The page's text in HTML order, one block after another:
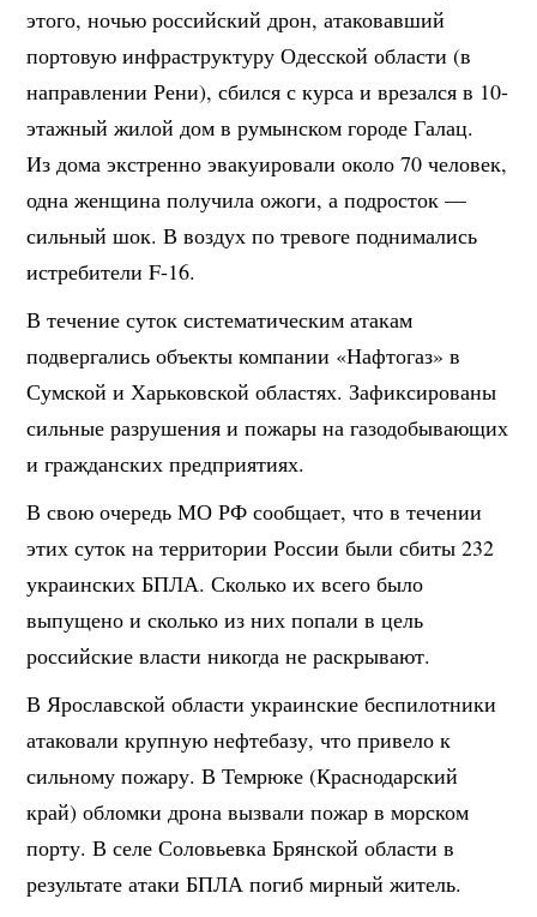
этого, ночью российский дрон, атаковавший
портовую инфраструктуру Одесской области (в
направлении Рени), сбился с курса и врезался в 10-
этажный жилой дом в румынском городе Галац.
Из дома экстренно эвакуировали около 70 человек,
одна женщина получила ожоги, а подросток —
сильный шок. В воздух по тревоге поднимались
истребители F-16.
В течение суток систематическим атакам
подвергались объекты компании «Нафтогаз» в
Сумской и Харьковской областях. Зафиксированы
сильные разрушения и пожары на газодобывающих
и гражданских предприятиях.
В свою очередь МО РФ сообщает, что в течении
этих суток на территории России были сбиты 232
украинских БПЛА. Сколько их всего было
выпущено и сколько из них попали в цель
российские власти никогда не раскрывают.
В Ярославской области украинские беспилотники
атаковали крупную нефтебазу, что привело к
сильному пожару. В Темрюке (Краснодарский
край) обломки дрона вызвали пожар в морском
порту. В селе Соловьевка Брянской области в
результате атаки БПЛА погиб мирный житель.